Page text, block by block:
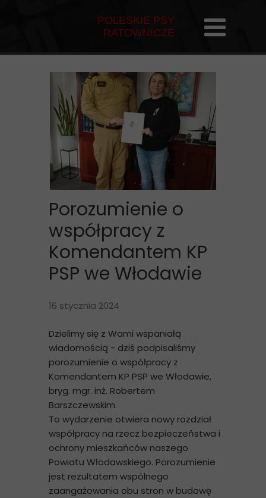
POLESKIE PSY
RATOWNICZE
Porozumienie o
współpracy z
Komendantem KP
PSP we Włodawie
16 stycznia 2024
Dzielimy się z Wami wspaniałą
wiadomością - dziś podpisaliśmy
porozumienie o współpracy z
Komendantem KP PSP we Włodawie,
bryg. mgr. inż. Robertem
Barszczewskim.
To wydarzenie otwiera nowy rozdział
współpracy na rzecz bezpieczeństwa i
ochrony mieszkańców naszego
Powiatu Włodawskiego. Porozumienie
jest rezultatem wspólnego
zaangażowania obu stron w budowę